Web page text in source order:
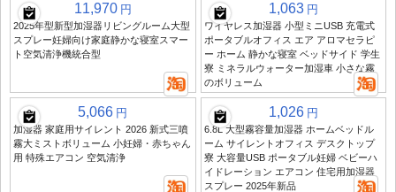
11,970 円
2025年型新型加湿器リビングルーム大型
スプレー妊婦向け家庭静かな寝室スマー
ト空気清浄機統合型
1,063 円
ワイヤレス加湿器 小型ミニUSB 充電式
ポータブルオフィス エア アロマセラピ
ー ホーム 静かな寝室 ベッドサイド 学生
寮 ミネラルウォーター加湿車 小さな霧
のボリューム
5,066 円
加湿器 家庭用サイレント 2026 新式三噴
霧大ミストボリューム 小妊婦・赤ちゃん
用 特殊エアコン 空気清浄
1,026 円
6.8L 大型霧容量加湿器 ホームベッドル
ーム サイレントオフィス デスクトップ
寮 大容量USB ポータブル妊婦 ベビーハ
イドレーション エアコン 住宅用加湿器
スプレー 2025年新品